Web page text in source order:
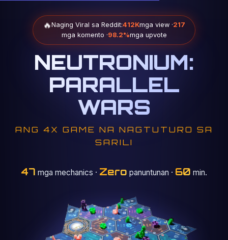
🔥Naging Viral sa Reddit:412Kmga view ·217
mga komento ·98.2%mga upvote
NEUTRONIUM:
PARALLEL
WARS
ANG 4X GAME NA NAGTUTURO SA
SARILI
47 mga mechanics · Zero panuntunan · 60 min.